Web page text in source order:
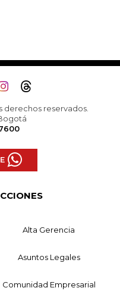
derechos reservados.
Alta Gerencia
Asuntos Legales
Comunidad Empresarial